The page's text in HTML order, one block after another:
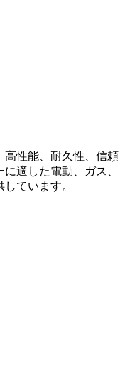
高性能、耐久性、信頼
適した電動、ガス、
ています。